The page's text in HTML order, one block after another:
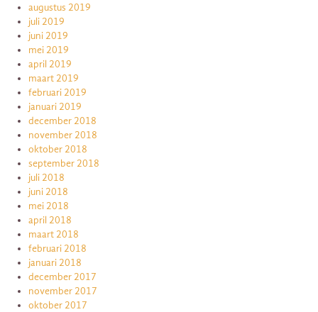
augustus 2019
juli 2019
juni 2019
mei 2019
april 2019
maart 2019
februari 2019
januari 2019
december 2018
november 2018
oktober 2018
september 2018
juli 2018
juni 2018
mei 2018
april 2018
maart 2018
februari 2018
januari 2018
december 2017
november 2017
oktober 2017